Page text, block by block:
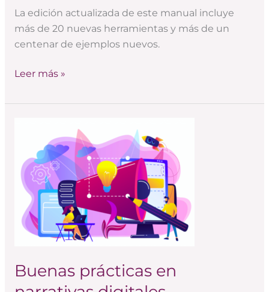
La edición actualizada de este manual incluye
más de 20 nuevas herramientas y más de un
centenar de ejemplos nuevos.
Leer más »
Buenas prácticas en
prácticas
narrativas
digitales